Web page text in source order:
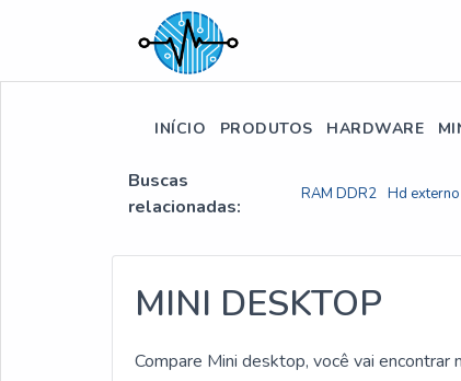
INÍCIO PRODUTOS HARDWARE
Buscas
relacionadas:
RAM DDR2 Hd
MINI DESKTOP
Compare Mini desktop, você vai